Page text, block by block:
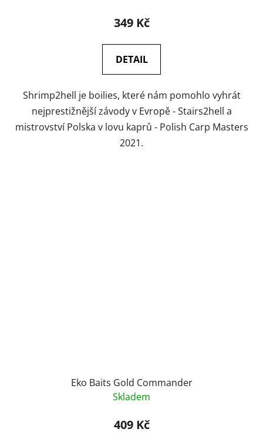
349 Kč
DETAIL
Shrimp2hell je boilies, které nám pomohlo vyhrát
nejprestižnější závody v Evropě - Stairs2hell a
mistrovství Polska v lovu kaprů - Polish Carp Masters
2021.
Eko Baits Gold Commander
Skladem
409 Kč